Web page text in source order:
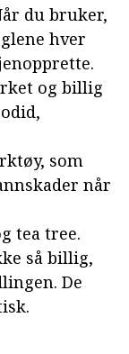
du bruker,
hver
og billig
som
når
tea tree.
så billig,
De